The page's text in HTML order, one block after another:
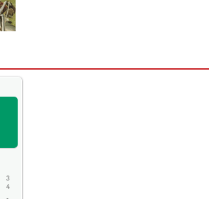
3
4